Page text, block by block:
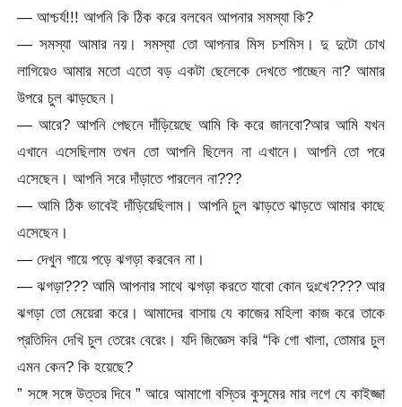
— আশ্চর্য!!! আপনি কি ঠিক করে বলবেন আপনার সমস্যা কি?
— সমস্যা আমার নয়। সমস্যা তো আপনার মিস চশমিস। দু দুটো চোখ
লাগিয়েও আমার মতো এতো বড় একটা ছেলেকে দেখতে পাচ্ছেন না? আমার
উপরে চুল ঝাড়ছেন।
— আরে? আপনি পেছনে দাঁড়িয়েছে আমি কি করে জানবো?আর আমি যখন
এখানে এসেছিলাম তখন তো আপনি ছিলেন না এখানে। আপনি তো পরে
এসেছেন। আপনি সরে দাঁড়াতে পারলেন না???
— আমি ঠিক ভাবেই দাঁড়িয়েছিলাম। আপনি চুল ঝাড়তে ঝাড়তে আমার কাছে
এসেছেন।
— দেখুন গায়ে পড়ে ঝগড়া করবেন না।
— ঝগড়া??? আমি আপনার সাথে ঝগড়া করতে যাবো কোন দুঃখে???? আর
ঝগড়া তো মেয়েরা করে। আমাদের বাসায় যে কাজের মহিলা কাজ করে তাকে
প্রতিদিন দেখি চুল তেরেং বেরেং। যদি জিজ্ঞেস করি “কি গো খালা, তোমার চুল
এমন কেন? কি হয়েছে?
” সঙ্গে সঙ্গে উত্তর দিবে ” আরে আমাগো বস্তির কুসুমের মার লগে যে কাইজ্জা